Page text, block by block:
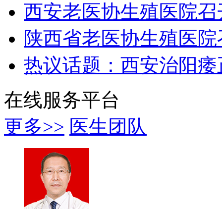
西安老医协生殖医院
陕西省老医协生殖医
热议话题：西安治阳
在线服务平台
更多>> 医生团队